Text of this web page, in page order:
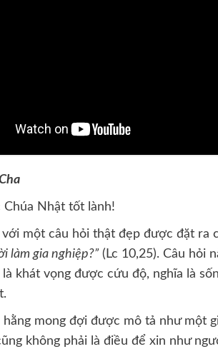
Nhật tốt lành!
một câu hỏi thật đẹp được đặt ra
làm gia nghiệp?” (Lc 10,25). Câu hỏi
khát vọng được cứu độ, nghĩa là
mong đợi được mô tả như một
không phải là điều để xin như